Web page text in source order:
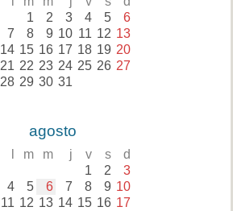
1 2 3 4 5 6
7 8 9 10 11 12 13
14 15 16 17 18 19 20
21 22 23 24 25 26 27
28 29 30 31
agosto
m m j v s d
1 2 3
4 5 6 7 8 9 10
11 12 13 14 15 16 17